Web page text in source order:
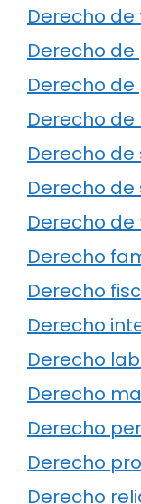
Derecho de
Derecho
Derecho
Derecho
Derecho
Derecho de
Derecho
Derecho
Derecho
Derecho
Derecho
Derecho
Derecho
Derecho
Derecho